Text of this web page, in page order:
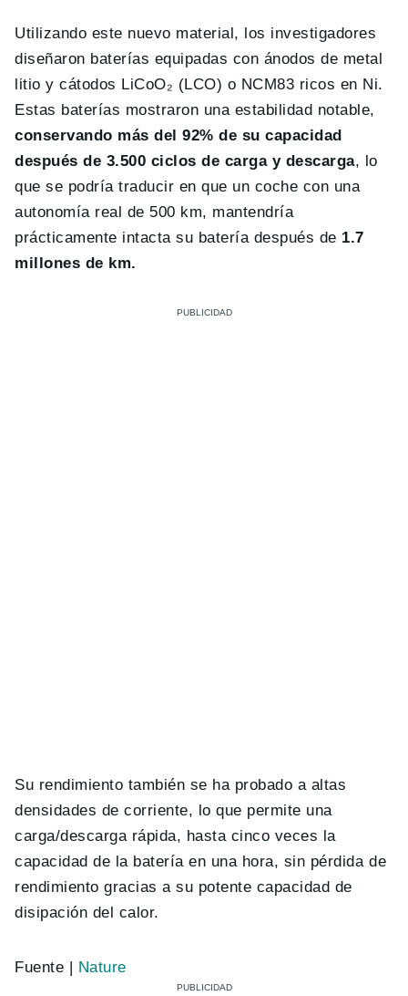
Utilizando este nuevo material, los investigadores
diseñaron baterías equipadas con ánodos de metal
litio y cátodos LiCoO₂ (LCO) o NCM83 ricos en Ni.
Estas baterías mostraron una estabilidad notable,
conservando más del 92% de su capacidad
después de 3.500 ciclos de carga y descarga, lo
que se podría traducir en que un coche con una
autonomía real de 500 km, mantendría
prácticamente intacta su batería después de 1.7
millones de km.
Su rendimiento también se ha probado a altas
densidades de corriente, lo que permite una
carga/descarga rápida, hasta cinco veces la
capacidad de la batería en una hora, sin pérdida de
rendimiento gracias a su potente capacidad de
disipación del calor.
Fuente | Nature